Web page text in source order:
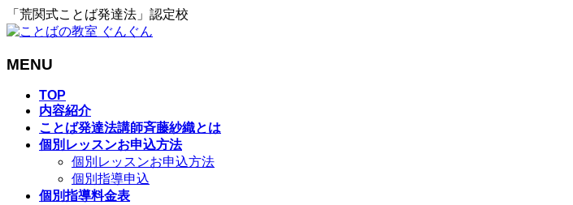
「荒関式ことば発達法」認定校
MENU
TOP
内容紹介
ことば発達法講師斉藤紗織とは
個別レッスンお申込方法
個別レッスンお申込方法
個別指導申込
個別指導料金表